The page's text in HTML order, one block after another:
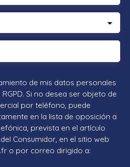
de mis datos personales
Si no desea ser objeto de
por teléfono, puede
en la lista de oposición a
prevista en el artículo
Consumidor, en el sitio web
o por correo dirigido a: